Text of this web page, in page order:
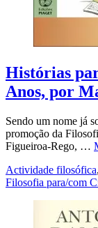
Histórias
Anos, por
Sendo um nome já
promoção da
Figueiroa-Rego, …
Actividade filosófica,
Filosofia para/com